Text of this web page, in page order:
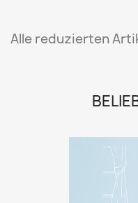
Alle reduzierten